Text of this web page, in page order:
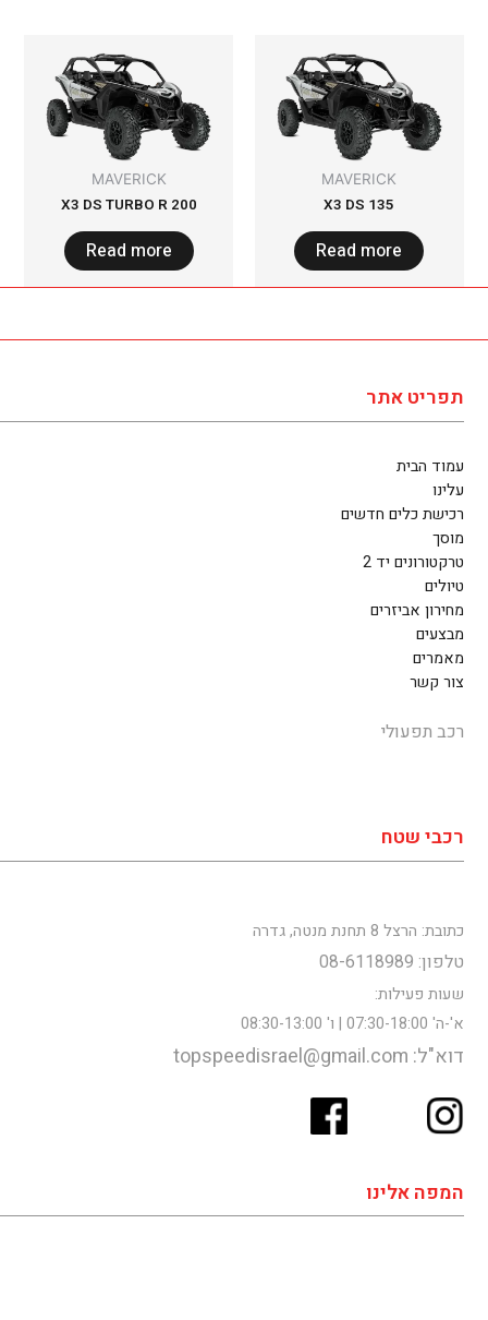
MAVERICK
X3 DS 135
Read more
MAVERICK
X3 DS TURBO R 200
Read more
תפריט אתר
עמוד הבית
עלינו
רכישת כלים חדשים
מוסך
טרקטורונים יד 2
טיולים
מחירון אביזרים
מבצעים
מאמרים
צור קשר
רכב תפעולי
רכבי שטח
כתובת: הרצל 8 תחנת מנטה, גדרה
טלפון: 08-6118989
שעות פעילות:
א'-ה' 07:30-18:00 | ו' 08:30-13:00
דוא"ל: topspeedisrael@gmail.com
המפה אלינו